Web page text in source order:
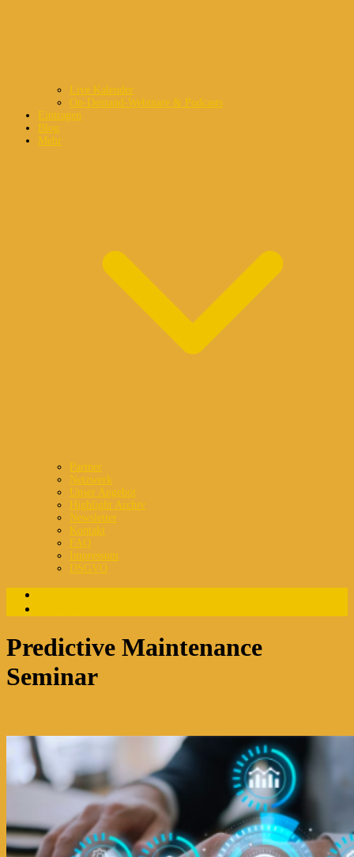
Live Kalender
On-Demand-Webinare & Podcasts
Eintragen
Blog
Mehr
Partner
Netzwerk
Unser Angebot
Highlight Archiv
Newsletter
Kontakt
FAQ
Impressum
DSGVO
Predictive Maintenance
Seminar